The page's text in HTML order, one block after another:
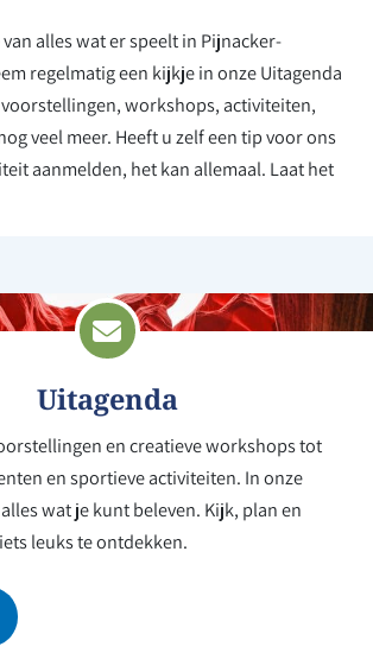
alles wat er speelt in Pijnacker-
regelmatig een kijkje in onze Uitagenda
workshops, activiteiten,
veel meer. Heeft u zelf een tip voor ons
aanmelden, het kan allemaal. Laat het
Uitagenda
en creatieve workshops tot
en sportieve activiteiten. In onze
wat je kunt beleven. Kijk, plan en
leuks te ontdekken.